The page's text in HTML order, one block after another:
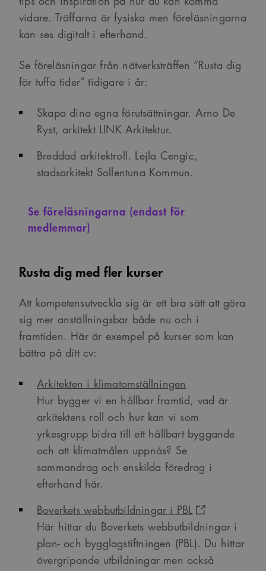
vidare. Träffarna är fysiska men föreläsningarna
kan ses digitalt i efterhand.
Se föreläsningar från nätverksträffen ”Rusta dig
för tuffa tider” tidigare i år:
Skapa dina egna förutsättningar. Arno De
Ryst, arkitekt LINK Arkitektur.
Breddad arkitektroll. Lejla Cengic,
stadsarkitekt Sollentuna Kommun.
Se föreläsningarna (endast för
medlemmar)
Rusta dig med fler kurser
Att kompetensutveckla sig är ett bra sätt att göra
sig mer anställningsbar både nu och i
framtiden. Här är exempel på kurser som kan
bättra på ditt cv:
Arkitekten i klimatomställningen
Hur bygger vi en hållbar framtid, vad är
arkitektens roll och hur kan vi som
yrkesgrupp bidra till ett hållbart byggande
och att klimatmålen uppnås? Se
sammandrag och enskilda föredrag i
efterhand här.
Boverkets webbutbildningar i PBL
Här hittar du Boverkets webbutbildningar i
plan- och bygglagstiftningen (PBL). Du hittar
övergripande utbildningar men också